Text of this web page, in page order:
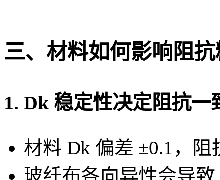
三、材料如何影响阻
1. Dk 稳定性决定阻抗一
材料 Dk 偏差 ±0.1，
玻纤布各向异性会导